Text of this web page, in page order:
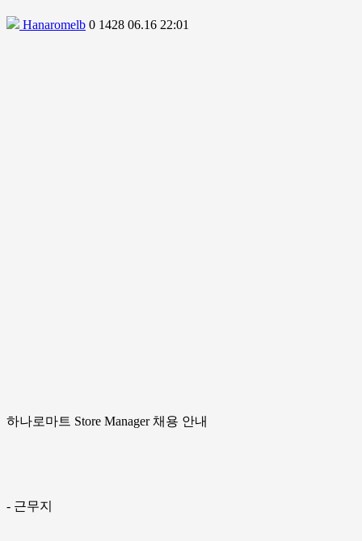
Hanaromelb 0 1428 06.16 22:01
하나로마트 Store Manager 채용 안내
- 근무지